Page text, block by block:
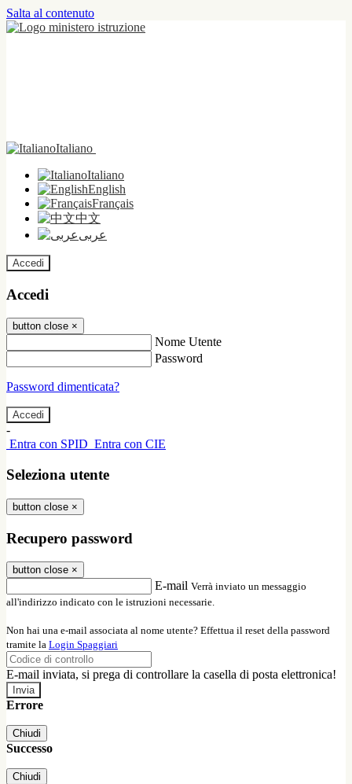
Salta al contenuto
Italiano
Italiano
English
Français
中文
عربى
Accedi
Accedi
button close ×
Nome Utente
Password
Password dimenticata?
-
Entra con SPID Entra con CIE
Seleziona utente
button close ×
Recupero password
button close ×
E-mail Verrà inviato un messaggio
all'indirizzo indicato con le istruzioni necessarie.
Non hai una e-mail associata al nome utente? Effettua il reset della password
tramite la Login Spaggiari
E-mail inviata, si prega di controllare la casella di posta elettronica!
Errore
Chiudi
Successo
Chiudi